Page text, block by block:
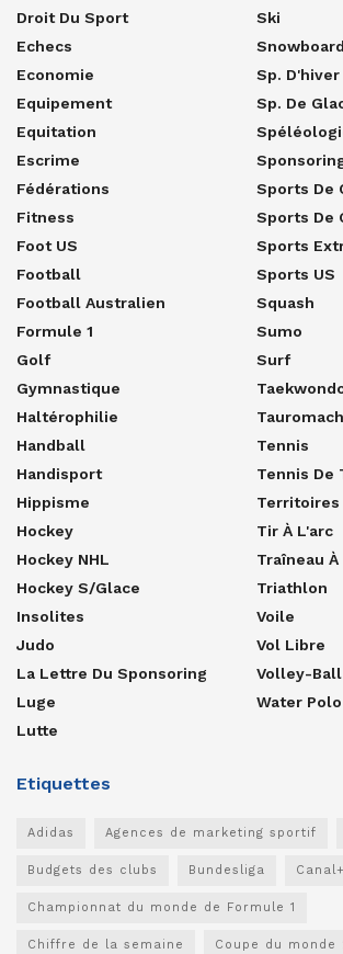
Droit Du Sport
Echecs
Economie
Equipement
Equitation
Escrime
Fédérations
Fitness
Foot US
Football
Football Australien
Formule 1
Golf
Gymnastique
Haltérophilie
Handball
Handisport
Hippisme
Hockey
Hockey NHL
Hockey S/glace
Insolites
Judo
La Lettre Du Sponsoring
Luge
Lutte
Ski
Snowboard
Sp. D'hiver
Sp. De
Sports De
Sports De
Sports
Sports US
Squash
Sumo
Surf
Tennis
Tennis De
Territoires
Tir À L'arc
Traîneau À
Triathlon
Voile
Vol Libre
Volley-Ball
Water Polo
Etiquettes
Adidas Agences de marketing sportif
Budgets des clubs Bundesliga Canal+
Championnat du monde de Formule 1
Chiffre de la semaine Coupe du monde